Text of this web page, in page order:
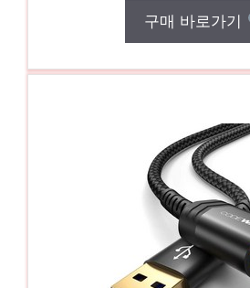
구매 바로가기